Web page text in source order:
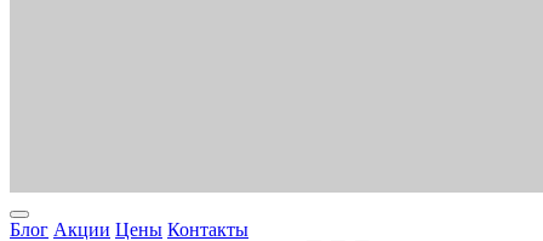
Блог Акции Цены Контакты